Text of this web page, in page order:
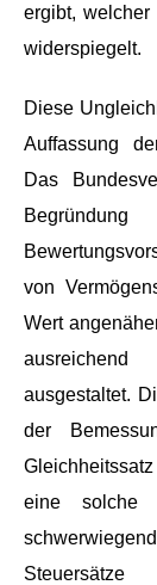
ergibt, welcher
widerspiegelt.
Diese
Auffassung
Das
von
Wert
ausgestaltet.
der
eine